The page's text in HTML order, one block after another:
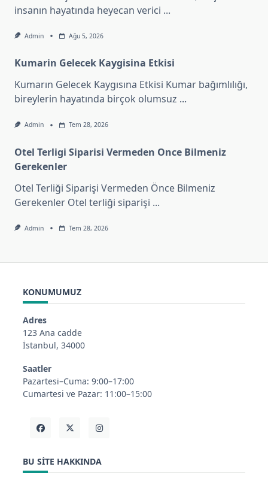
insanın hayatında heyecan verici ...
Admin Ağu 5, 2026
Kumarin Gelecek Kaygisina Etkisi
Kumarın Gelecek Kaygısına Etkisi Kumar bağımlılığı,
bireylerin hayatında birçok olumsuz ...
Admin Tem 28, 2026
Otel Terligi Siparisi Vermeden Once Bilmeniz
Gerekenler
Otel Terliği Siparişi Vermeden Önce Bilmeniz
Gerekenler Otel terliği siparişi ...
Admin Tem 28, 2026
KONUMUMUZ
Adres
123 Ana cadde
İstanbul, 34000
Saatler
Pazartesi–Cuma: 9:00–17:00
Cumartesi ve Pazar: 11:00–15:00
BU SITE HAKKINDA